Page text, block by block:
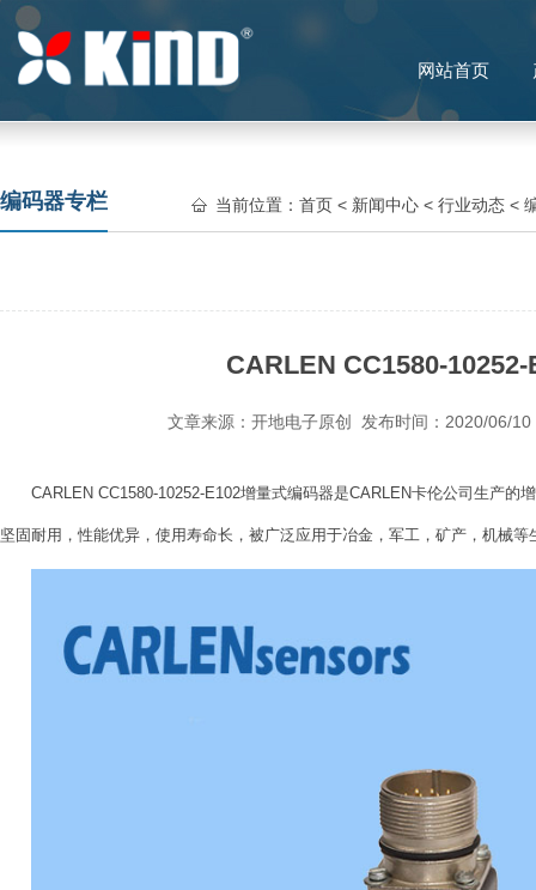
网站首页
编码器专栏 当前位置： 首页 < 新闻中心 < 行业动态 <
CARLEN CC1580-10252-
文章来源：开地电子原创 发布时间：2020/06/
CARLEN CC1580-10252-E102增量式编码器是CARLEN卡伦公司生产的
坚固耐用，性能优异，使用寿命长，被广泛应用于冶金，军工，矿产，机械等